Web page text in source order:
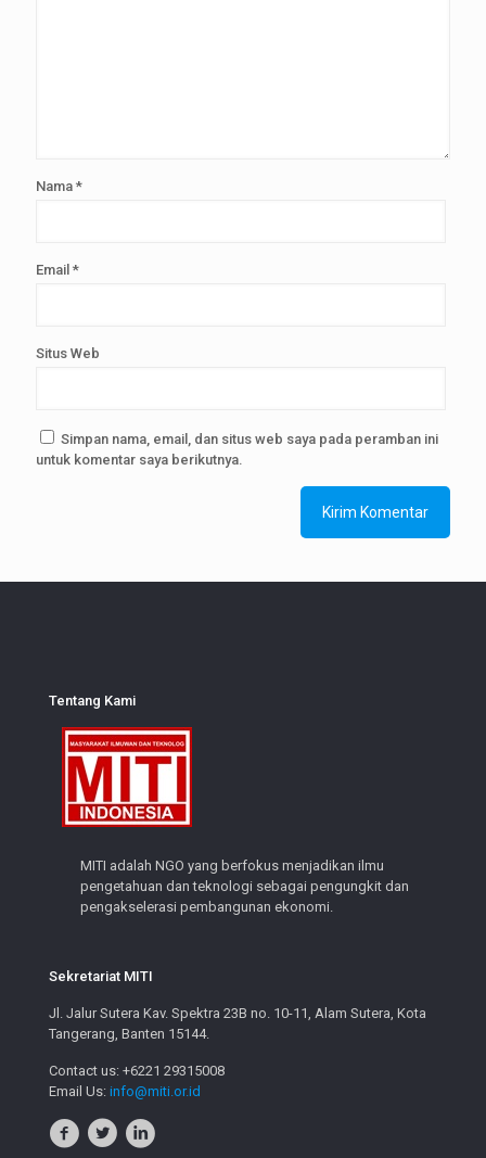
Nama *
Email *
Situs Web
Simpan nama, email, dan situs web saya pada peramban ini
untuk komentar saya berikutnya.
Tentang Kami
MITI adalah NGO yang berfokus menjadikan ilmu
pengetahuan dan teknologi sebagai pengungkit dan
pengakselerasi pembangunan ekonomi.
Sekretariat MITI
Jl. Jalur Sutera Kav. Spektra 23B no. 10-11, Alam Sutera, Kota
Tangerang, Banten 15144.
Contact us: +6221 29315008
Email Us: info@miti.or.id